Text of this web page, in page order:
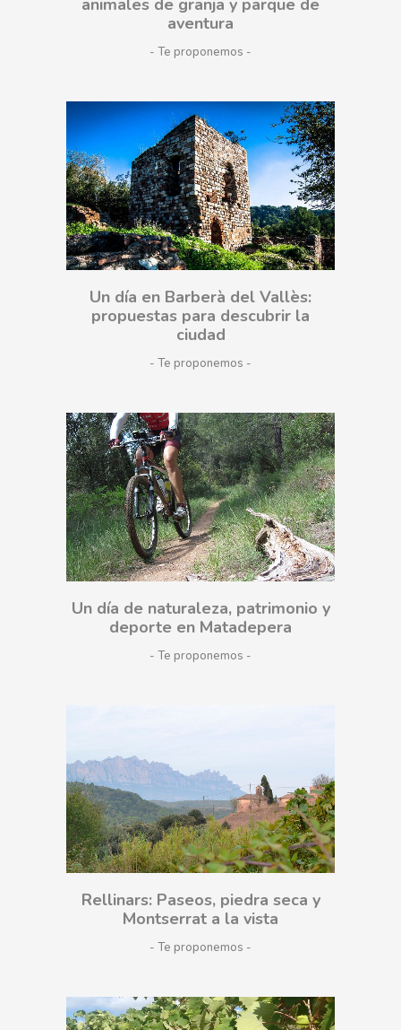
animales de granja y parque de
aventura
- Te proponemos
Un día en Barberà del Vallès:
propuestas para descubrir la
ciudad
- Te proponemos
Un día de naturaleza, patrimonio y
deporte en Matadepera
- Te proponemos
Rellinars: Paseos, piedra seca y
Montserrat a la vista
- Te proponemos